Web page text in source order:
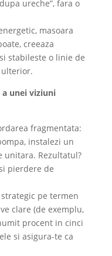
ureche”, fara o
masoara
creeaza
stabileste o linie de
ulterior.
a unei viziuni
fragmentata:
instalezi un
unitara. Rezultatul?
pierdere de
pe termen
clare (de exemplu,
procent in cinci
si asigura-te ca